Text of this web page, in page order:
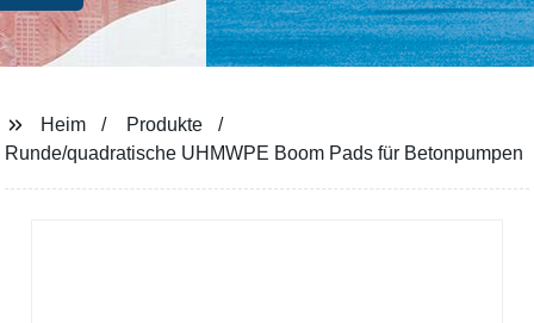
Heim
Produkte
Runde/quadratische UHMWPE Boom Pads für Betonpumpen